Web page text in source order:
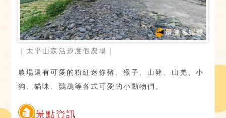
｜太平山森活趣度假農場｜
農場還有可愛的粉紅迷你豬、猴子、山豬、山羌、小
狗、貓咪、鸚鵡等各式可愛的小動物們。
景點資訊